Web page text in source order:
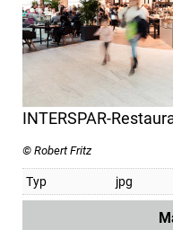
INTERSPAR-
© Robert Fritz
Typ jpg